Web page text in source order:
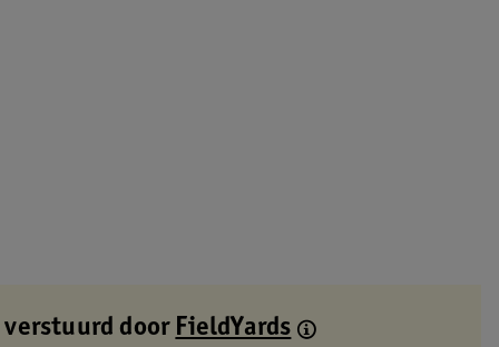
verstuurd door FieldYards